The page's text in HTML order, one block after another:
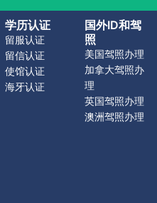
学历认证
留服认证
留信认证
使馆认证
海牙认证
国外ID和驾
照
美国驾照办理
加拿大驾照办
理
英国驾照办理
澳洲驾照办理